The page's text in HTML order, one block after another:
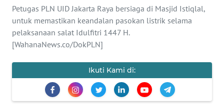
Petugas PLN UID Jakarta Raya bersiaga di Masjid Istiqlal,
untuk memastikan keandalan pasokan listrik selama
pelaksanaan salat Idulfitri 1447 H.
[WahanaNews.co/DokPLN]
Ikuti Kami di:
PENDIDIKAN
OLAHRAGA
OPINI
EDITORIAL